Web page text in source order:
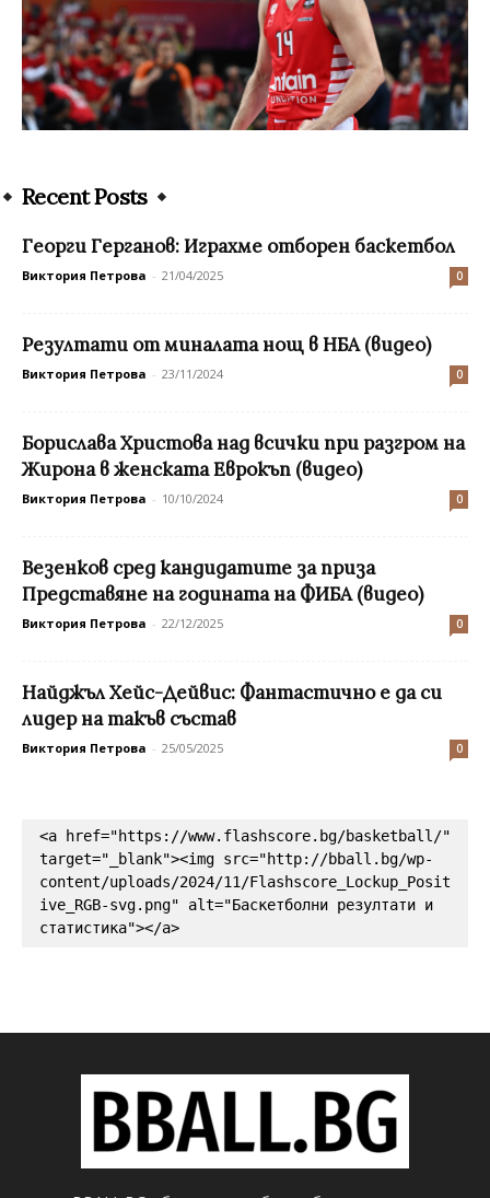
Recent Posts
Георги Герганов: Играхме отборен баскетбол
Виктория Петрова - 21/04/2025 0
Резултати от миналата нощ в НБА (видео)
Виктория Петрова - 23/11/2024 0
Борислава Христова над всички при разгром на
Жирона в женската Еврокъп (видео)
Виктория Петрова - 10/10/2024 0
Везенков сред кандидатите за приза
Представяне на годината на ФИБА (видео)
Виктория Петрова - 22/12/2025 0
Найджъл Хейс-Дейвис: Фантастично е да си
лидер на такъв състав
Виктория Петрова - 25/05/2025 0
<a href="https://www.flashscore.bg/basketball/"
target="_blank"><img src="http://bball.bg/wp-
content/uploads/2024/11/Flashscore_Lockup_Posit
ive_RGB-svg.png" alt="Баскетболни резултати и
статистика"></a>